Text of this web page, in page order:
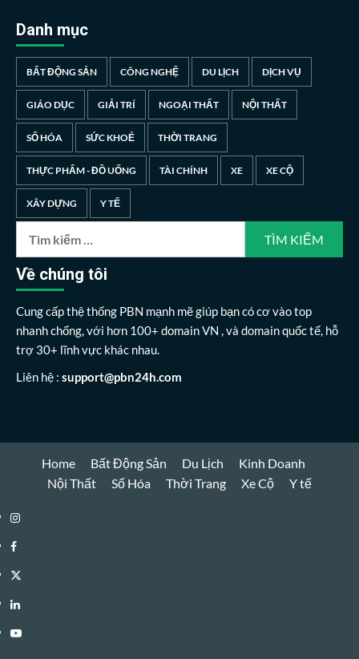
Danh mục
BẤT ĐỘNG SẢN CÔNG NGHỆ DU LỊCH DỊCH VỤ
GIÁO DỤC GIẢI TRÍ NGOẠI THẤT NỘI THẤT
SỐ HÓA SỨC KHOẺ THỜI TRANG
THỰC PHẨM - ĐỒ UỐNG TÀI CHÍNH XE XE CỘ
XÂY DỰNG Y TẾ
cho:
Về chúng tôi
Cung cấp thệ thống PBN mạnh mẽ giúp bạn có cơ vào top
nhanh chống, với hơn 100+ domain VN , và domain quốc tế, hỗ
trợ 30+ lĩnh vực khác nhau.
Liên hệ : support@pbn24h.com
Home Bất Động Sản Du Lịch
Kinh Doanh
Nội Thất
Số Hóa Thời Trang Xe Cộ Y tế
Instagram
Facebook
Twitter
Linkedin
Youtube